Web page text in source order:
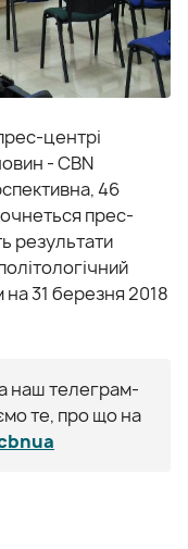
центрі
- CBN
46
прес-
результати
на 31 березня 2018
наш телеграм-
те, про що на